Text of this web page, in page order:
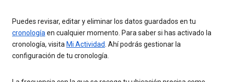
Puedes revisar, editar y eliminar los datos guardados en tu
cronologíaen cualquier momento. Para saber si has activado la
cronología, visita Mi Actividad. Ahí podrás gestionar la
configuración de tu cronología.